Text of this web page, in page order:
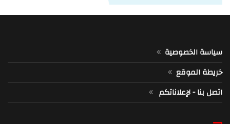
سياسة الخصوصية
خريطة الموقع
اتصل بنا - لإعلاناتكم